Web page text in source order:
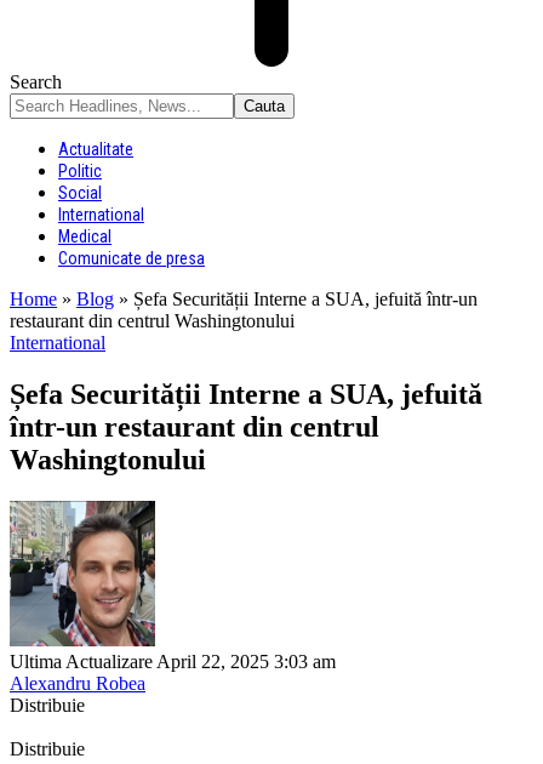
Search
Actualitate
Politic
Social
International
Medical
Comunicate de presa
Home » Blog » Șefa Securității Interne a SUA, jefuită într-un
restaurant din centrul Washingtonului
International
Șefa Securității Interne a SUA, jefuită
într-un restaurant din centrul
Washingtonului
Ultima Actualizare April 22, 2025 3:03 am
Alexandru Robea
Distribuie
Distribuie